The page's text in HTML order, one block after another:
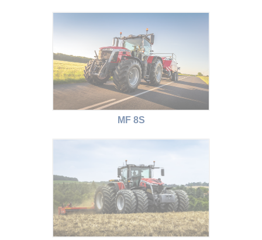
MF 8S